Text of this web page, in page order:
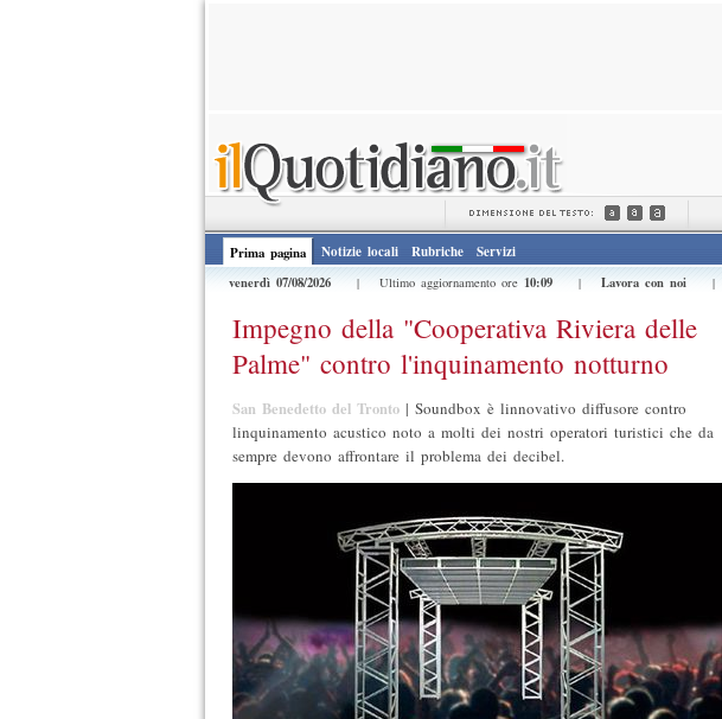
Prima pagina Notizie locali Rubriche
Servizi
venerdì 07/08/2026
| Ultimo aggiornamento ore 10:09| Lavora con noi|
Impegno della "Cooperativa Riviera delle
Palme" contro l'inquinamento notturno
San Benedetto del Tronto| Soundbox è linnovativo diffusore contro
linquinamento acustico noto a molti dei nostri operatori turistici che da
sempre devono affrontare il problema dei decibel.